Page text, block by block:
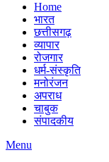
Home
भारत
छत्तीसगढ़
व्यापार
रोजगार
धर्म-संस्कृति
मनोरंजन
अपराध
चाबुक
संपादकीय
Menu